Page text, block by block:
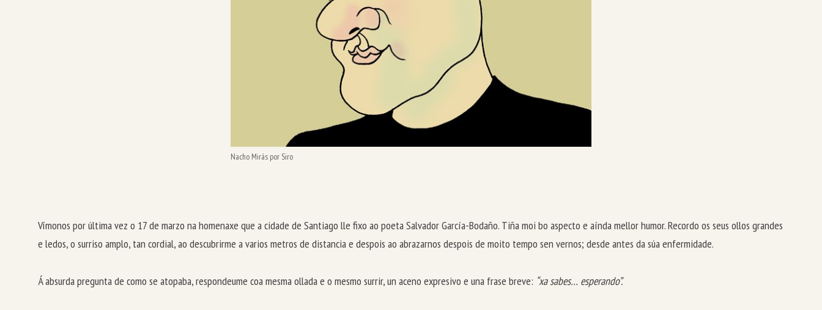
Nacho Mirás por Siro
Vímonos por última vez o 17 de marzo na homenaxe que a cidade de Santiago lle fixo ao poeta Salvador García-Bodaño. Tiña moi bo aspecto e aínda mellor humor. Recordo os seus ollos grandes
e ledos, o surriso amplo, tan cordial, ao descubrirme a varios metros de distancia e despois ao abrazarnos despois de moito tempo sen vernos; desde antes da súa enfermidade.
Á absurda pregunta de como se atopaba, respondeume coa mesma ollada e o mesmo surrir, un aceno expresivo e una frase breve: “xa sabes… esperando”.